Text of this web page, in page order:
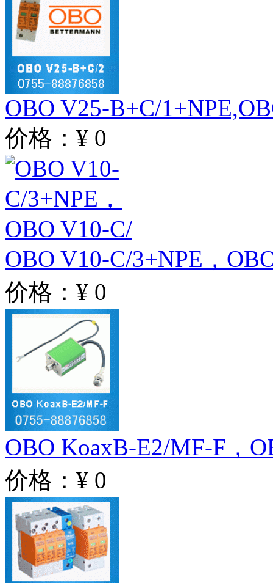
OBO V25-B+C/
价格：¥ 0
OBO V10-C/3+NPE，
价格：¥ 0
OBO KoaxB-E2/MF-F，
价格：¥ 0